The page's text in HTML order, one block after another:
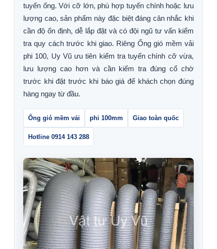
tuyến ống. Với cỡ lớn, phù hợp tuyến chính hoặc lưu
lượng cao, sản phẩm này đặc biệt đáng cân nhắc khi
cần độ ổn định, dễ lắp đặt và có đội ngũ tư vấn kiểm
tra quy cách trước khi giao. Riêng Ống gió mềm vải
phi 100, Uy Vũ ưu tiên kiểm tra tuyến chính cỡ vừa,
lưu lượng cao hơn và cần kiểm tra đúng cổ chờ
trước khi đặt trước khi báo giá để khách chọn đúng
hàng ngay từ đầu.
Ống gió mềm vải phi 100mm Giao toàn quốc
Hotline 0914 143 288